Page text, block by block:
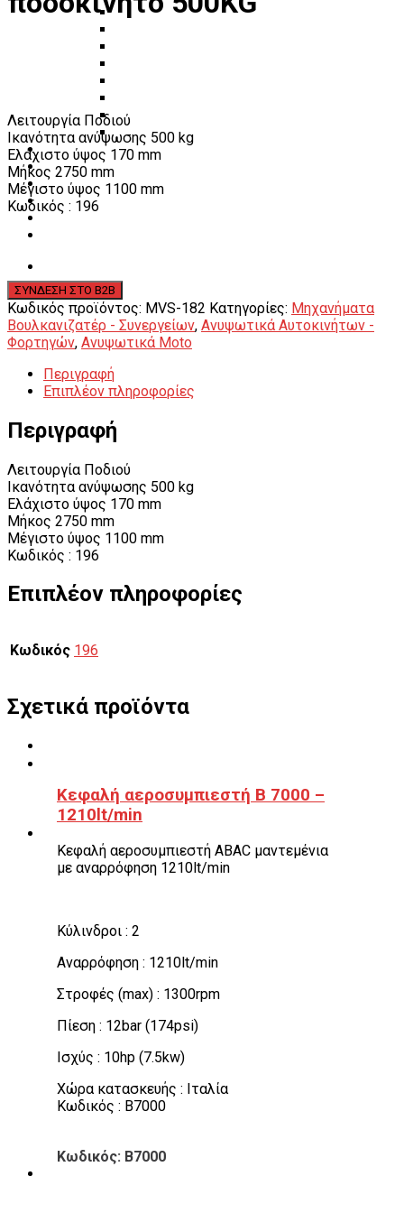
Πάγκοι – Εργαλειοφόροι – Εργαλειοθήκες
Διάφορα Είδη Φανοποιείου
Αναλώσιμα Είδη Συνεργείου
ΚΑΤΑΛΟΓΟΣ
DOWNLOADS
VIDEO & ΝΕΑ
ΕΠΙΚΟΙΝΩΝΙΑ
B2B
Λειτουργία Ποδιού
Ικανότητα ανύψωσης 500 kg
Ελάχιστο ύψος 170 mm
Μήκος 2750 mm
Μέγιστο ύψος 1100 mm
Κωδικός : 196
Κωδικός προϊόντος: MVS-182 Κατηγορίες: Μηχανήματα
Βουλκανιζατέρ - Συνεργείων, Ανυψωτικά Αυτοκινήτων -
Φορτηγών, Ανυψωτικά Moto
Περιγραφή
Επιπλέον πληροφορίες
Περιγραφή
Λειτουργία Ποδιού
Ικανότητα ανύψωσης 500 kg
Ελάχιστο ύψος 170 mm
Μήκος 2750 mm
Μέγιστο ύψος 1100 mm
Κωδικός : 196
Επιπλέον πληροφορίες
Κωδικός 196
Σχετικά προϊόντα
Κεφαλή αεροσυμπιεστή Β 7000 –
1210lt/min
Κεφαλή αεροσυμπιεστή ABAC μαντεμένια
με αναρρόφηση 1210lt/min
Κύλινδροι : 2
Αναρρόφηση : 1210lt/min
Στροφές (max) : 1300rpm
Πίεση : 12bar (174psi)
Ισχύς : 10hp (7.5kw)
Χώρα κατασκευής : Ιταλία
Κωδικός : B7000
Κωδικός: B7000